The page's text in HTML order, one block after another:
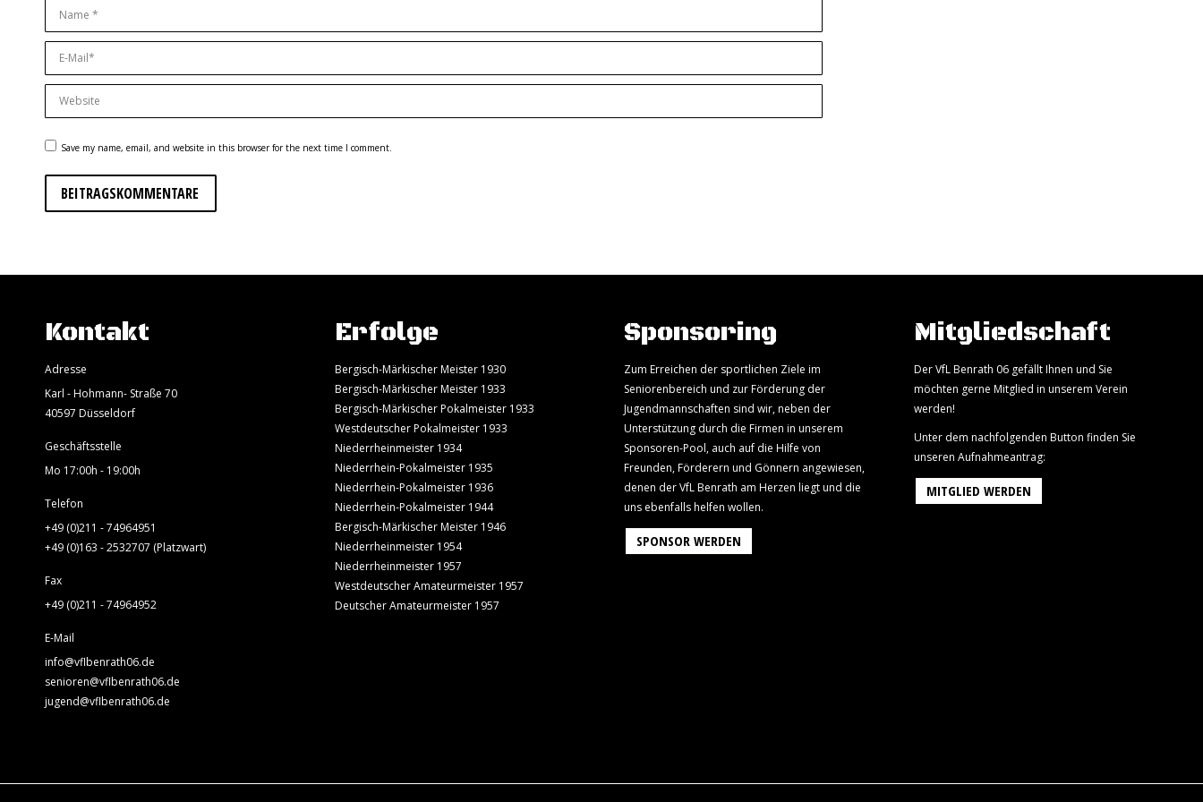
Name *
E-Mail *
Website
Save my name, email, and website in this browser for the next time I comment.
BEITRAGSKOMMENTARE
Kontakt
Adresse
Karl - Hohmann- Straße 70
40597 Düsseldorf
Geschäftsstelle
Mo 17:00h - 19:00h
Telefon
+49 (0)211 - 74964951
+49 (0)163 - 2532707 (Platzwart)
Fax
+49 (0)211 - 74964952
E-Mail
info@vflbenrath06.de
senioren@vflbenrath06.de
jugend@vflbenrath06.de
Erfolge
Bergisch-Märkischer Meister 1930
Bergisch-Märkischer Meister 1933
Bergisch-Märkischer Pokalmeister 1933
Westdeutscher Pokalmeister 1933
Niederrheinmeister 1934
Niederrhein-Pokalmeister 1935
Niederrhein-Pokalmeister 1936
Niederrhein-Pokalmeister 1944
Bergisch-Märkischer Meister 1946
Niederrheinmeister 1954
Niederrheinmeister 1957
Westdeutscher Amateurmeister 1957
Deutscher Amateurmeister 1957
Sponsoring
Zum Erreichen der sportlichen Ziele im
Seniorenbereich und zur Förderung der
Jugendmannschaften sind wir, neben der
Unterstützung durch die Firmen in unserem
Sponsoren-Pool, auch auf die Hilfe von
Freunden, Förderern und Gönnern angewiesen,
denen der VfL Benrath am Herzen liegt und die
uns ebenfalls helfen wollen.
SPONSOR WERDEN
Mitgliedschaft
Der VfL Benrath 06 gefällt Ihnen und Sie
möchten gerne Mitglied in unserem Verein
werden!
Unter dem nachfolgenden Button finden Sie
unseren Aufnahmeantrag:
MITGLIED WERDEN